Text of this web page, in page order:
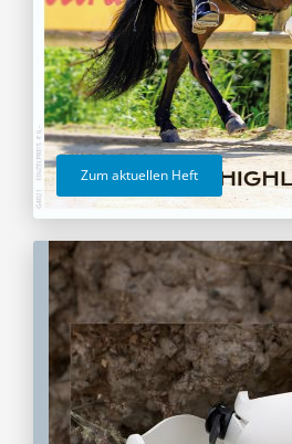
Zum aktuellen Heft